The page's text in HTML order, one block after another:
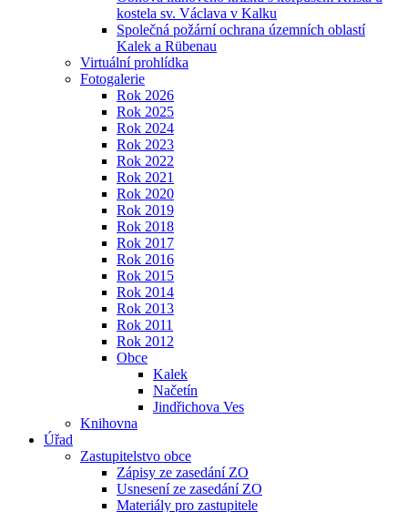
kostela sv. Václava v Kalku
Společná požární ochrana územních oblastí
Kalek a Rübenau
Virtuální prohlídka
Fotogalerie
Rok 2026
Rok 2025
Rok 2024
Rok 2023
Rok 2022
Rok 2021
Rok 2020
Rok 2019
Rok 2018
Rok 2017
Rok 2016
Rok 2015
Rok 2014
Rok 2013
Rok 2011
Rok 2012
Obce
Kalek
Načetín
Jindřichova Ves
Knihovna
Úřad
Zastupitelstvo obce
Zápisy ze zasedání ZO
Usnesení ze zasedání ZO
Materiály pro zastupitele